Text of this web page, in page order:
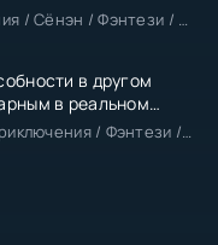
Аниме фильмы / Приключения / Сёнэн / Фэнтези / Анонсы
в другом
в реальном
Аниме сериалы / Экшен / Приключения / Фэнтези / Анонсы